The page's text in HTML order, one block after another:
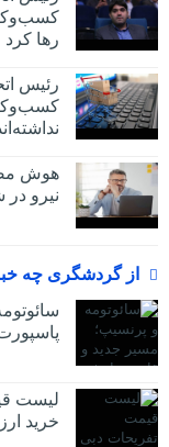
رها کرد
رئیس
هوش
نیرو
از گردشگری چه
خرید